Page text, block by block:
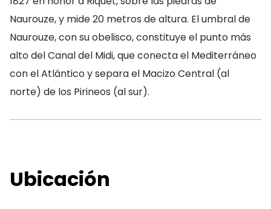
Naurouze, y mide 20 metros de altura. El umbral de
Naurouze, con su obelisco, constituye el punto más
alto del Canal del Midi, que conecta el Mediterráneo
con el Atlántico y separa el Macizo Central (al
norte) de los Pirineos (al sur).
Ubicación